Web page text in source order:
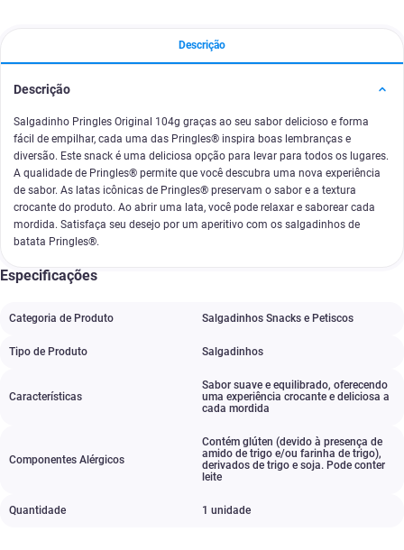
Descrição
Descrição
Salgadinho Pringles Original 104g graças ao seu sabor delicioso e forma
fácil de empilhar, cada uma das Pringles® inspira boas lembranças e
diversão. Este snack é uma deliciosa opção para levar para todos os lugares.
A qualidade de Pringles® permite que você descubra uma nova experiência
de sabor. As latas icônicas de Pringles® preservam o sabor e a textura
crocante do produto. Ao abrir uma lata, você pode relaxar e saborear cada
mordida. Satisfaça seu desejo por um aperitivo com os salgadinhos de
batata Pringles®.
Especificações
Categoria de Produto Salgadinhos Snacks e Petiscos
Tipo de Produto Salgadinhos
Características
Sabor suave e equilibrado, oferecendo
uma experiência crocante e deliciosa a
cada mordida
Componentes Alérgicos
Contém glúten (devido à presença de
amido de trigo e/ou farinha de trigo),
derivados de trigo e soja. Pode conter
leite
Quantidade 1 unidade